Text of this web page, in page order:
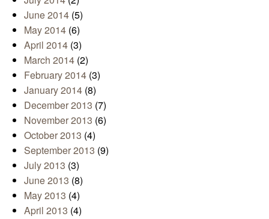
June 2014 (5)
May 2014 (6)
April 2014 (3)
March 2014 (2)
February 2014 (3)
January 2014 (8)
December 2013 (7)
November 2013 (6)
October 2013 (4)
September 2013 (9)
July 2013 (3)
June 2013 (8)
May 2013 (4)
April 2013 (4)